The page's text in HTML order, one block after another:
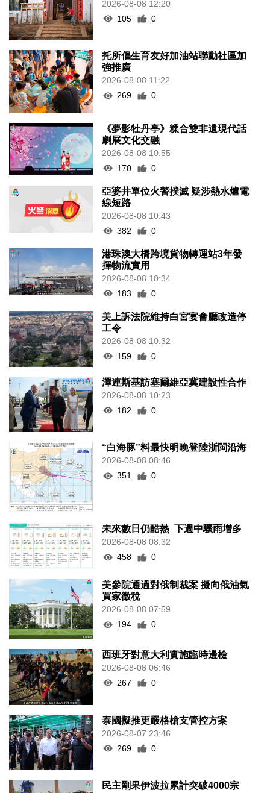
2026-08-08 12:20
105
0
托所倡生育友好加油站聯動社區加
強推廣
2026-08-08 11:22
269
0
《夢影牡丹亭》糅合雙非遺現代話
劇展文化交融
2026-08-08 10:55
170
0
亞婆井單位火警撲滅 疑涉熱水爐電
線短路
2026-08-08 10:43
382
0
港珠澳大橋跨境貨物轉運站3年發
揮物流實用
2026-08-08 10:34
183
0
美上訴法院維持白宮宴會廳改造停
工令
2026-08-08 10:32
159
0
澤連斯基訪塞爾維亞冀建設性合作
2026-08-08 10:23
182
0
“白海豚”料最快明晚登陸浙閩沿海
2026-08-08 08:46
351
0
未來數日仍酷熱 下週中驟雨增多
2026-08-08 08:32
458
0
美參院通過對俄制裁案 擬向俄油氣
買家徵稅
2026-08-08 07:59
194
0
西班牙對意大利實施臨時邊檢
2026-08-08 06:46
267
0
泰國擬推更嚴格槍支管控方案
2026-08-07 23:46
269
0
民主剛果伊波拉累計突破4000宗